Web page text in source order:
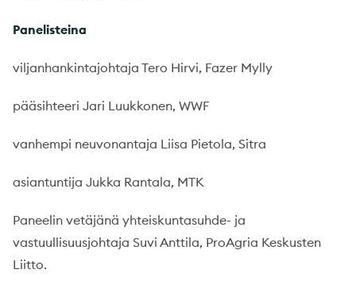
Panelisteina
viljanhankintajohtaja Tero Hirvi, Fazer Mylly
pääsihteeri Jari Luukkonen, WWF
vanhempi neuvonantaja Liisa Pietola, Sitra
asiantuntija Jukka Rantala, MTK
Paneelin vetäjänä yhteiskuntasuhde- ja
vastuullisuusjohtaja Suvi Anttila, ProAgria Keskusten
Liitto.